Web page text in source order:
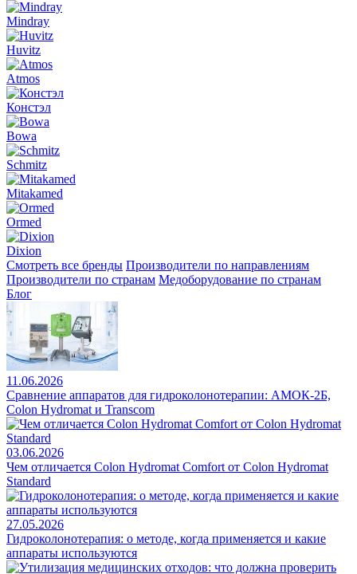
Mindray
Huvitz
Atmos
Констэл
Bowa
Schmitz
Mitakamed
Ormed
Dixion
Смотреть все бренды Производители по направлениям
Производители по странам Медоборудование по странам
Блог
11.06.2026
Сравнение аппаратов для гидроколонотерапии: АМОК-2Б,
Colon Hydromat и Transcom
03.06.2026
Чем отличается Colon Hydromat Comfort от Colon Hydromat
Standard
27.05.2026
Гидроколонотерапия: о методе, когда применяется и какие
аппараты используются